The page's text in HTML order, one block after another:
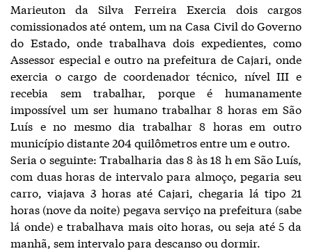
Marieuton da Silva Ferreira Exercia dois cargos
comissionados até ontem, um na Casa Civil do Governo
do Estado, onde trabalhava dois expedientes, como
Assessor especial e outro na prefeitura de Cajari, onde
exercia o cargo de coordenador técnico, nível III e
recebia sem trabalhar, porque é humanamente
impossível um ser humano trabalhar 8 horas em São
Luís e no mesmo dia trabalhar 8 horas em outro
município distante 204 quilômetros entre um e outro.
Seria o seguinte: Trabalharia das 8 às 18 h em São Luís,
com duas horas de intervalo para almoço, pegaria seu
carro, viajava 3 horas até Cajari, chegaria lá tipo 21
horas (nove da noite) pegava serviço na prefeitura (sabe
lá onde) e trabalhava mais oito horas, ou seja até 5 da
manhã, sem intervalo para descanso ou dormir.